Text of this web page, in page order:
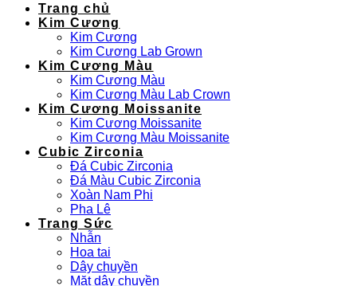
Trang chủ
Kim Cương
Kim Cương
Kim Cương Lab Grown
Kim Cương Màu
Kim Cương Màu
Kim Cương Màu Lab Crown
Kim Cương Moissanite
Kim Cương Moissanite
Kim Cương Màu Moissanite
Cubic Zirconia
Đá Cubic Zirconia
Đá Màu Cubic Zirconia
Xoàn Nam Phi
Pha Lê
Trang Sức
Nhẫn
Hoa tai
Dây chuyền
Mặt dây chuyền